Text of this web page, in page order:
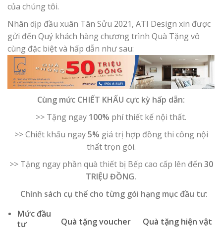
của chúng tôi.
Nhân dịp đầu xuân Tân Sửu 2021, ATI Design xin được
gửi đến Quý khách hàng chương trình Quà Tặng vô
cùng đặc biệt và hấp dẫn như sau:
Cùng mức CHIẾT KHẤU cực kỳ hấp dẫn:
>> Tặng ngay 100% phí thiết kế nội thất.
>> Chiết khấu ngay5% giá trị hợp đồng thi công nội
thất trọn gói.
>> Tặng ngay phần quà thiết bị Bếp cao cấp lên đến 30
TRIỆU ĐỒNG.
Chính sách cụ thể cho từng gói hạng mục đầu tư:
Mức đầu
tư
Quà tặng voucher Quà tặng hiện vật